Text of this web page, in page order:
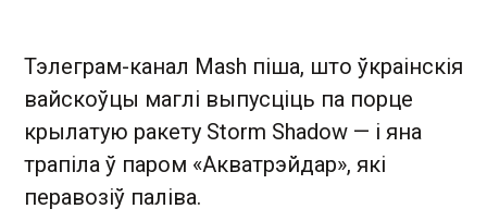
Тэлеграм-канал Mash піша, што ўкраінскія
вайскоўцы маглі выпусціць па порце
крылатую ракету Storm Shadow — і яна
трапіла ў паром «Акватрэйдар», які
перавозіў паліва.